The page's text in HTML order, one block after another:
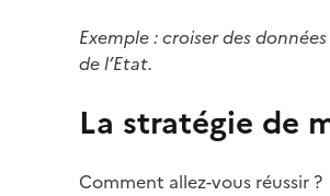
Exemple : croiser des
de l’Etat.
La stratégie de
Comment allez-vous réussir ?